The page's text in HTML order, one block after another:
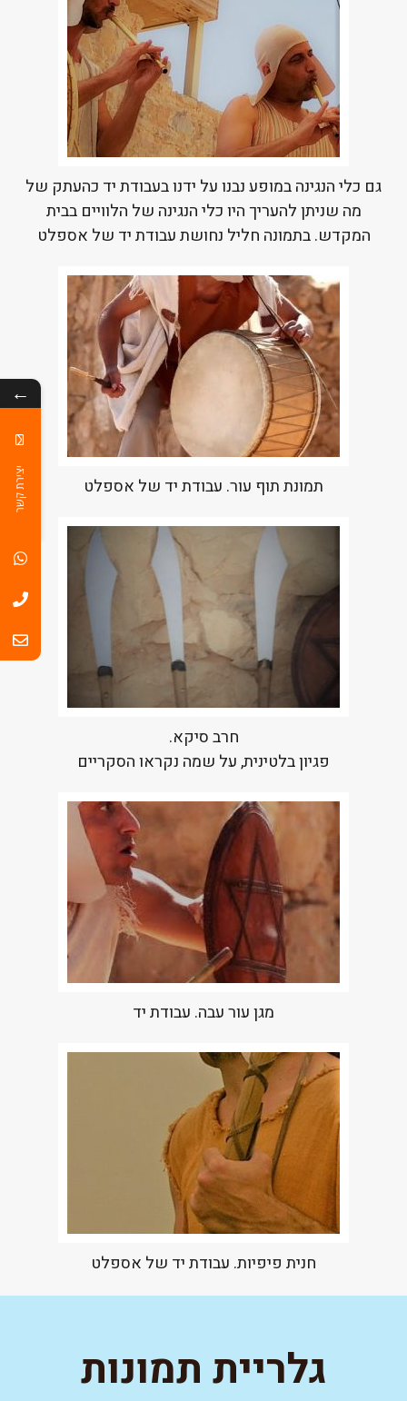
גם כלי הנגינה במופע נבנו על ידנו בעבודת יד כהעתק של
מה שניתן להעריך היו כלי הנגינה של הלוויים בבית
המקדש. בתמונה חליל נחושת עבודת יד של אספלט
תמונת תוף עור. עבודת יד של אספלט
חרב סיקא.
פגיון בלטינית, על שמה נקראו הסקריים
מגן עור עבה. עבודת יד
חנית פיפיות. עבודת יד של אספלט
גלריית תמונות
←
יצירת קשר